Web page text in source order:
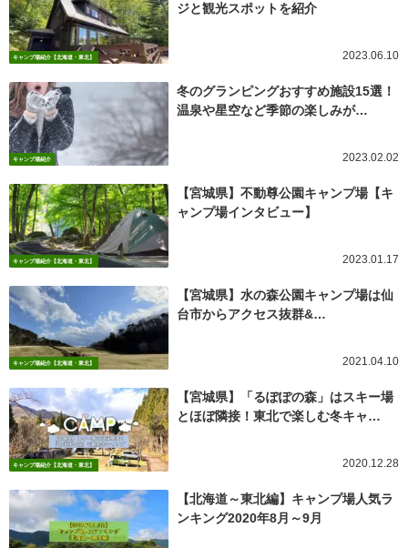
キャンプ場紹介【北海道・東北】
ジと観光スポットを紹介
2023.06.10
キャンプ場紹介
冬のグランピングおすすめ施設15選！
温泉や星空など季節の楽しみが…
2023.02.02
キャンプ場紹介【北海道・東北】
【宮城県】不動尊公園キャンプ場【キ
ャンプ場インタビュー】
2023.01.17
キャンプ場紹介【北海道・東北】
【宮城県】水の森公園キャンプ場は仙
台市からアクセス抜群&…
2021.04.10
キャンプ場紹介【北海道・東北】
【宮城県】「るぽぽの森」はスキー場
とほぼ隣接！東北で楽しむ冬キャ…
2020.12.28
【北海道～東北編】キャンプ場人気ラ
ンキング2020年8月～9月